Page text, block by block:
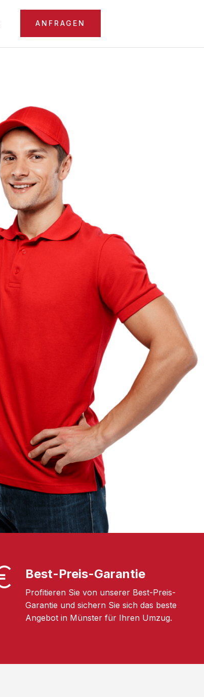
ANFRAGEN
Best-Preis-Garantie
Profitieren Sie von unserer Best-Preis-
Garantie und sichern Sie sich das beste
Angebot in Münster für Ihren Umzug.